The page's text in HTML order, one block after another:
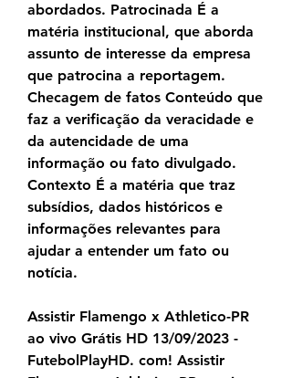
abordados. Patrocinada É a
matéria institucional, que aborda
assunto de interesse da empresa
que patrocina a reportagem.
Checagem de fatos Conteúdo que
faz a verificação da veracidade e
da autencidade de uma
informação ou fato divulgado.
Contexto É a matéria que traz
subsídios, dados históricos e
informações relevantes para
ajudar a entender um fato ou
notícia.
Assistir Flamengo x Athletico-PR
ao vivo Grátis HD 13/09/2023 -
FutebolPlayHD. com! Assistir